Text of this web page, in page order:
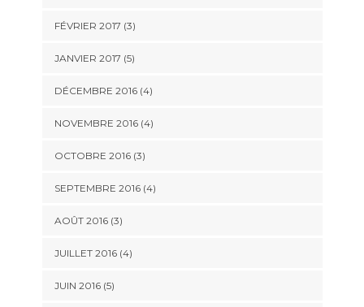
FÉVRIER 2017 (3)
JANVIER 2017 (5)
DÉCEMBRE 2016(4)
NOVEMBRE 2016(4)
OCTOBRE 2016(3)
SEPTEMBRE 2016(4)
AOÛT 2016(3)
JUILLET 2016(4)
JUIN 2016(5)